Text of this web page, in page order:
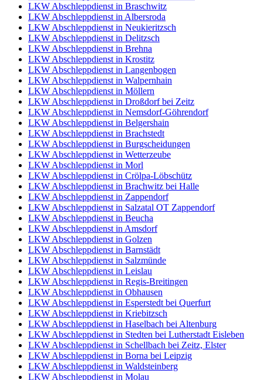
LKW Abschleppdienst in Braschwitz
LKW Abschleppdienst in Albersroda
LKW Abschleppdienst in Neukieritzsch
LKW Abschleppdienst in Delitzsch
LKW Abschleppdienst in Brehna
LKW Abschleppdienst in Krostitz
LKW Abschleppdienst in Langenbogen
LKW Abschleppdienst in Walpernhain
LKW Abschleppdienst in Möllern
LKW Abschleppdienst in Droßdorf bei Zeitz
LKW Abschleppdienst in Nemsdorf-Göhrendorf
LKW Abschleppdienst in Belgershain
LKW Abschleppdienst in Brachstedt
LKW Abschleppdienst in Burgscheidungen
LKW Abschleppdienst in Wetterzeube
LKW Abschleppdienst in Morl
LKW Abschleppdienst in Crölpa-Löbschütz
LKW Abschleppdienst in Brachwitz bei Halle
LKW Abschleppdienst in Zappendorf
LKW Abschleppdienst in Salzatal OT Zappendorf
LKW Abschleppdienst in Beucha
LKW Abschleppdienst in Amsdorf
LKW Abschleppdienst in Golzen
LKW Abschleppdienst in Barnstädt
LKW Abschleppdienst in Salzmünde
LKW Abschleppdienst in Leislau
LKW Abschleppdienst in Regis-Breitingen
LKW Abschleppdienst in Obhausen
LKW Abschleppdienst in Esperstedt bei Querfurt
LKW Abschleppdienst in Kriebitzsch
LKW Abschleppdienst in Haselbach bei Altenburg
LKW Abschleppdienst in Stedten bei Lutherstadt Eisleben
LKW Abschleppdienst in Schellbach bei Zeitz, Elster
LKW Abschleppdienst in Borna bei Leipzig
LKW Abschleppdienst in Waldsteinberg
LKW Abschleppdienst in Molau